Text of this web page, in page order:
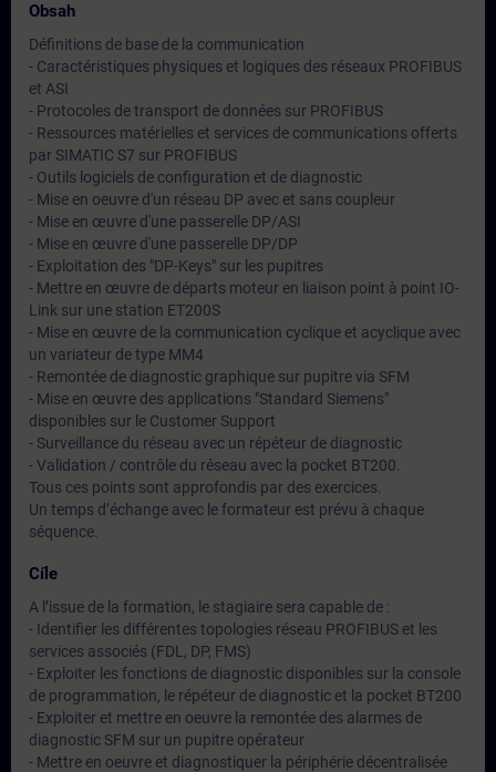
Obsah
Définitions de base de la communication
- Caractéristiques physiques et logiques des réseaux PROFIBUS
et ASI
- Protocoles de transport de données sur PROFIBUS
- Ressources matérielles et services de communications offerts
par SIMATIC S7 sur PROFIBUS
- Outils logiciels de configuration et de diagnostic
- Mise en oeuvre d'un réseau DP avec et sans coupleur
- Mise en œuvre d'une passerelle DP/ASI
- Mise en œuvre d'une passerelle DP/DP
- Exploitation des "DP-Keys" sur les pupitres
- Mettre en œuvre de départs moteur en liaison point à point IO-
Link sur une station ET200S
- Mise en œuvre de la communication cyclique et acyclique avec
un variateur de type MM4
- Remontée de diagnostic graphique sur pupitre via SFM
- Mise en œuvre des applications "Standard Siemens"
disponibles sur le Customer Support
- Surveillance du réseau avec un répéteur de diagnostic
- Validation / contrôle du réseau avec la pocket BT200.
Tous ces points sont approfondis par des exercices.
Un temps d’échange avec le formateur est prévu à chaque
séquence.
Cíle
A l’issue de la formation, le stagiaire sera capable de :
- Identifier les différentes topologies réseau PROFIBUS et les
services associés (FDL, DP, FMS)
- Exploiter les fonctions de diagnostic disponibles sur la console
de programmation, le répéteur de diagnostic et la pocket BT200
- Exploiter et mettre en oeuvre la remontée des alarmes de
diagnostic SFM sur un pupitre opérateur
- Mettre en oeuvre et diagnostiquer la périphérie décentralisée